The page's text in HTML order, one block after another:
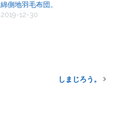
綿側地羽毛布団。
2019-12-30
しまじろう。